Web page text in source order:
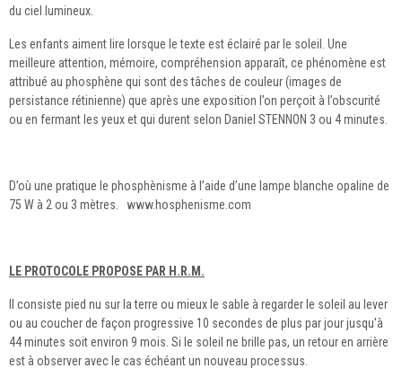
du ciel lumineux.
Les enfants aiment lire lorsque le texte est éclairé par le soleil. Une
meilleure attention, mémoire, compréhension apparaît, ce phénomène est
attribué au phosphène qui sont des tâches de couleur (images de
persistance rétinienne) que après une exposition l’on perçoit à l’obscurité
ou en fermant les yeux et qui durent selon Daniel STENNON 3 ou 4 minutes.
D’où une pratique le phosphènisme à l’aide d’une lampe blanche opaline de
75 W à 2 ou 3 mètres. www.hosphenisme.com
LE PROTOCOLE PROPOSE PAR H.R.M.
Il consiste pied nu sur la terre ou mieux le sable à regarder le soleil au lever
ou au coucher de façon progressive 10 secondes de plus par jour jusqu'à
44 minutes soit environ 9 mois. Si le soleil ne brille pas, un retour en arrière
est à observer avec le cas échéant un nouveau processus.